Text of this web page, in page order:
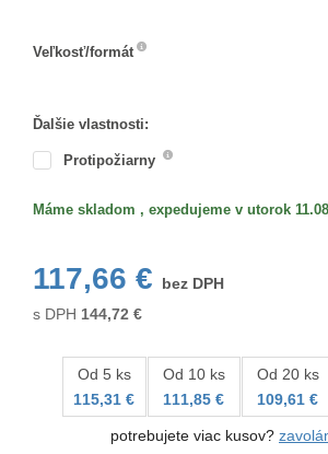
Veľkosť/formát
Ďalšie vlastnosti:
Protipožiarny
Máme skladom , expedujeme v utorok
117,66 €
bez DPH
s DPH 144,72 €
Od 5 ks
115,31 €
Od 10 ks
111,85 €
Od 20 ks
109,61 €
potrebujete viac kusov?